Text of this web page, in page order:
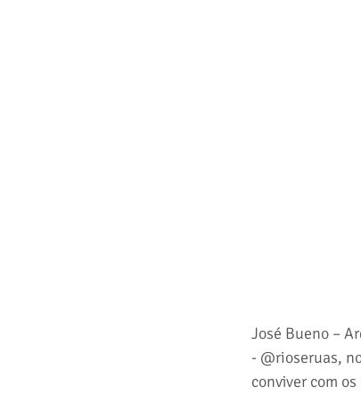
José Bueno –
- @rioseruas,
conviver com